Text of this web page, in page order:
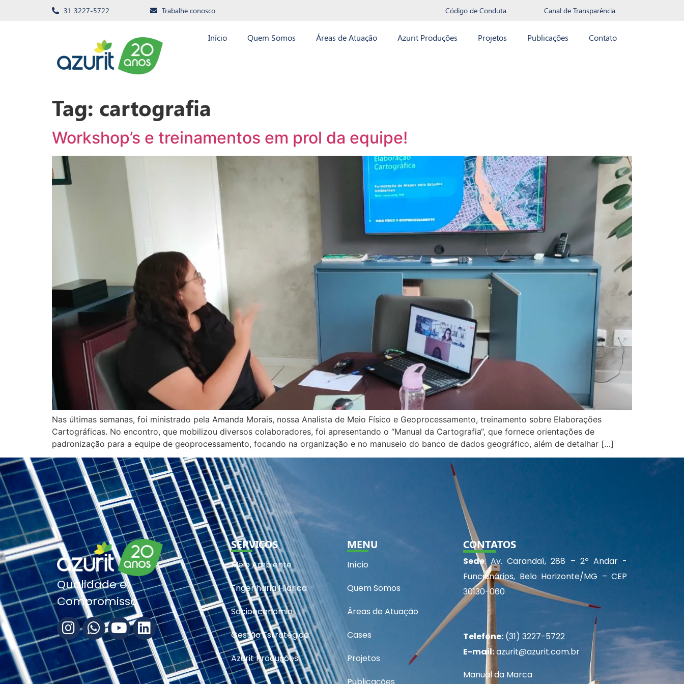
31 3227-5722 Trabalhe conosco Código de Conduta Canal de Transparência
Início Quem Somos Áreas de Atuação Azurit Produções Projetos Publicações Contato
Tag: cartografia
Workshop’s e treinamentos em prol da equipe!
Nas últimas semanas, foi ministrado pela Amanda Morais, nossa Analista de Meio Físico e Geoprocessamento, treinamento sobre Elaborações
Cartográficas. No encontro, que mobilizou diversos colaboradores, foi apresentando o “Manual da Cartografia“, que fornece orientações de
padronização para a equipe de geoprocessamento, focando na organização e no manuseio do banco de dados geográfico, além de detalhar […]
Qualidade e
Compromisso
SERVIÇOS
Meio Ambiente
Engenharia Hídrica
Socioeconomia
Gestão Estratégica
Azurit Produções
MENU
Início
Quem Somos
Áreas de Atuação
Cases
Projetos
Publicações
CONTATOS
Sede: Av. Carandaí, 288 – 2º Andar -
Funcionários, Belo Horizonte/MG – CEP
30130-060
Telefone: (31) 3227-5722
E-mail:azurit@azurit.com.br
Manual da Marca